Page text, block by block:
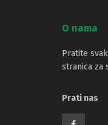
O nama
Pratite
stranica za
Prati nas